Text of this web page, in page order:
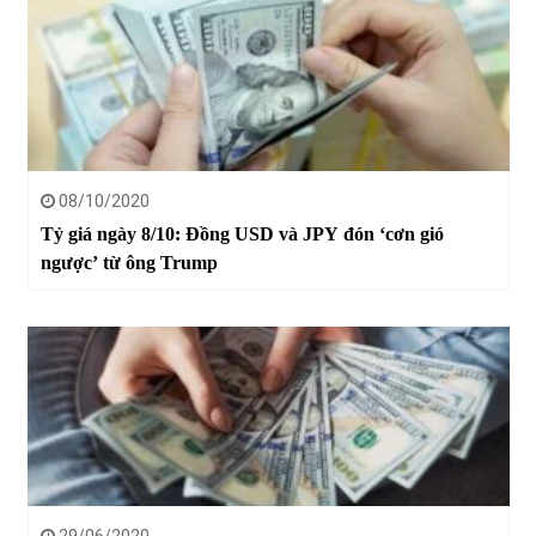
08/10/2020
Tỷ giá ngày 8/10: Đồng USD và JPY đón ‘cơn gió
ngược’ từ ông Trump